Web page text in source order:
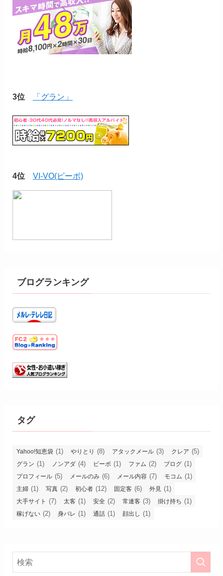
3位 「グラン」
4位 VI-VO(ビーボ)
ブログランキング
タグ
Yahoo!知恵袋 (1) やりとり (8) アタックメール (3) クレア (5)
グラン (1) ノンアダ (4) ビーボ (1) ファム (2) ブログ (1)
プロフィール (5) メールのみ (6) メール内容 (7) モコム (1)
主婦 (1) 写真 (2) 初心者 (12) 固定客 (6) 外見 (1)
大手サイト (7) 太客 (1) 安全 (2) 常連客 (3) 掛け持ち (1)
稼げない (2) 身バレ (1) 通話 (1) 顔出し (1)